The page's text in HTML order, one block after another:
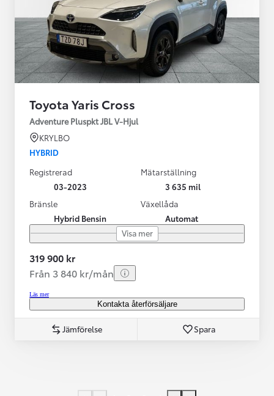
Toyota Yaris Cross
Adventure Pluspkt JBL V-Hjul
KRYLBO
HYBRID
Registrerad
03-2023
Mätarställning
3 635 mil
Bränsle
Hybrid Bensin
Växellåda
Automat
Visa mer
319 900 kr
Från 3 840 kr/mån
Läs mer
Kontakta återförsäljare
Jämförelse Spara